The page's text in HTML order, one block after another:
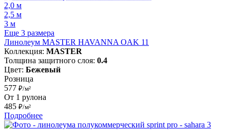
2,0 м
2,5 м
3 м
Еще 3 размера
Линолеум MASTER HAVANNA OAK 11
Коллекция: MASTER
Толщина защитного слоя: 0.4
Цвет: Бежевый
Розница
577 ₽/м²
От 1 рулона
485 ₽/м²
Подробнее